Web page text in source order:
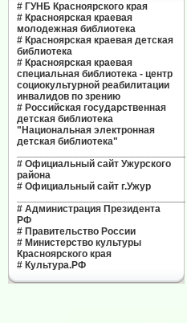
# ГУНБ Красноярского края
# Красноярская краевая
молодежная библиотека
# Красноярская краевая детская
библиотека
# Красноярская краевая
специальная библиотека - центр
социокультурной реабилитации
инвалидов по зрению
# Российская государственная
детская библиотека
"Национальная электронная
детская библиотека"
# Официальный сайт Ужурского
района
# Официальный сайт г.Ужур
# Администрация Президента
РФ
# Правительство России
# Министерство культуры
Красноярского края
# Культура.РФ